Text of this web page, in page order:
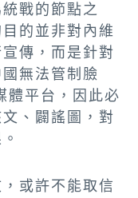
戰的節點之
的並非對內維
傳，而是針對
無法管制臉
體平台，因此必
、闢謠圖，對
或許不能取信